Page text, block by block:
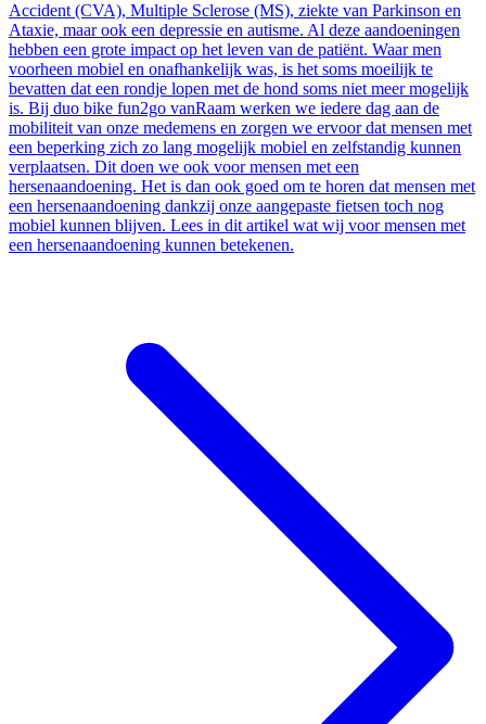
Accident (CVA), Multiple Sclerose (MS), ziekte van Parkinson en
Ataxie, maar ook een depressie en autisme. Al deze aandoeningen
hebben een grote impact op het leven van de patiënt. Waar men
voorheen mobiel en onafhankelijk was, is het soms moeilijk te
bevatten dat een rondje lopen met de hond soms niet meer mogelijk
is. Bij duo bike fun2go vanRaam werken we iedere dag aan de
mobiliteit van onze medemens en zorgen we ervoor dat mensen met
een beperking zich zo lang mogelijk mobiel en zelfstandig kunnen
verplaatsen. Dit doen we ook voor mensen met een
hersenaandoening. Het is dan ook goed om te horen dat mensen met
een hersenaandoening dankzij onze aangepaste fietsen toch nog
mobiel kunnen blijven. Lees in dit artikel wat wij voor mensen met
een hersenaandoening kunnen betekenen.